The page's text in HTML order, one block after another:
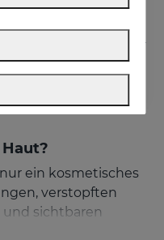
ein kosmetisches
verstopften
und sichtbaren
kombiniert